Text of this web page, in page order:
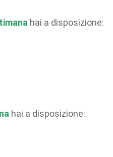
hai a disposizione:
hai a disposizione: